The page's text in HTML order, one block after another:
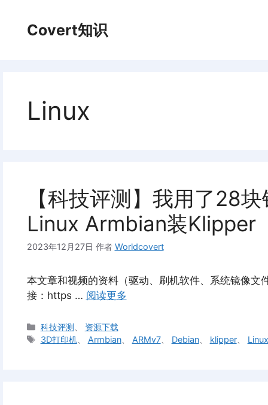
Covert知识
Linux
【科技评测】我用了28
Linux Armbian装Klipper
2023年12月27日 作者 Worldcovert
本文章和视频的资料（驱动、刷机软件、系统镜像
接：https … 阅读更多
分
类
科技评测
资源下载
标
3D打印机、 Armbian、 ARMv7、 Debian、 klipper、 Linux